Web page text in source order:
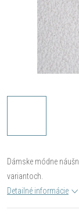
Dámske módne
variantoch.
Detailné informácie